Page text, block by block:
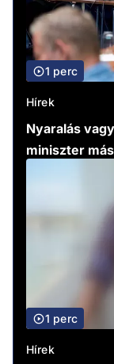
1 perc
Hírek
Nyaralás
miniszter
1 perc
Hírek